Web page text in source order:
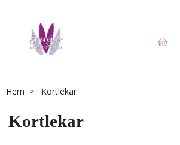
Hem Kortlekar
Kortlekar